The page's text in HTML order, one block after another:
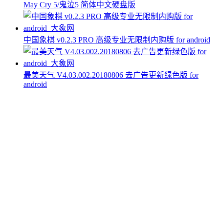
May Cry 5/鬼泣5 简体中文硬盘版
中国象棋 v0.2.3 PRO 高级专业无限制内购版 for android
最美天气 V4.03.002.20180806 去广告更新绿色版 for
android